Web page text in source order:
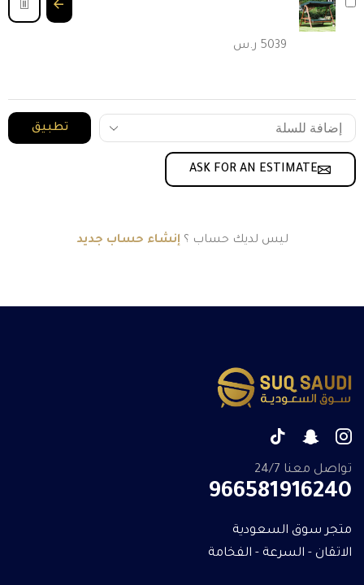
5039 ر.س
تطبيق
ASK FOR AN ESTIMATE
ليس لديك حساب ؟ إنشاء حساب جديد
تواصل معنا 24/7
966581916240
متجر سوق السعودية
الاتقان - السرعة - الفخامة